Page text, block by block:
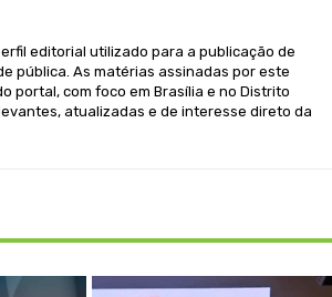
editorial utilizado para a publicação de
pública. As matérias assinadas por este
portal, com foco em Brasília e no Distrito
atualizadas e de interesse direto da